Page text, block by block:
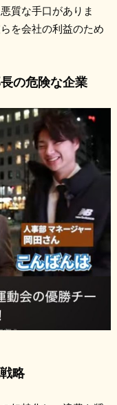
質な手口がありま
を会社の利益のため
の危険な企業
略